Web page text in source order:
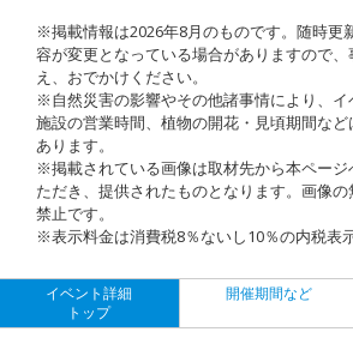
※掲載情報は2026年8月のものです。随時更
容が変更となっている場合がありますので、
え、おでかけください。
※自然災害の影響やその他諸事情により、イ
施設の営業時間、植物の開花・見頃期間な
あります。
※掲載されている画像は取材先から本ペー
ただき、提供されたものとなります。画像
禁止です。
※表示料金は消費税8％ないし10％の内税表示
イベント詳細
トップ
開催期間など